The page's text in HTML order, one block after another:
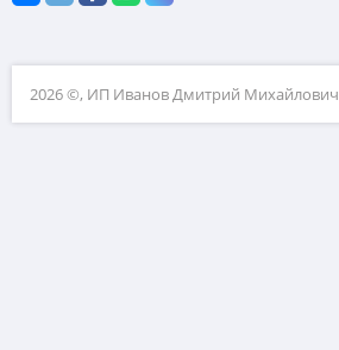
11. Графики функций
2026 ©, ИП Иванов Дмитрий Михайлович